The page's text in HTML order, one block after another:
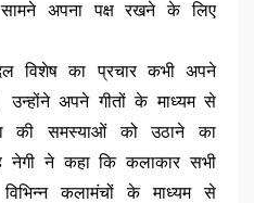
अपना पक्ष रखने के लिए
विशेष का प्रचार कभी अपने
अपने गीतों के माध्यम से
की समस्याओं को उठाने का
नेगी ने कहा कि कलाकार सभी
कलामंचों के माध्यम से